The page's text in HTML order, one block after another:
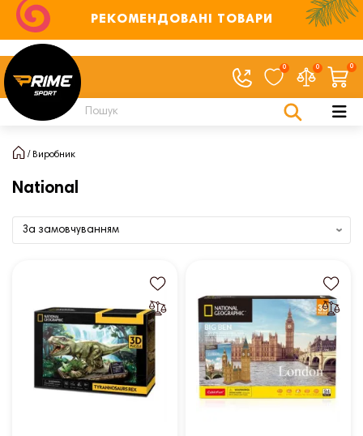
РЕКОМЕНДОВАНІ ТОВАРИ
0 0 0
Виробник
National